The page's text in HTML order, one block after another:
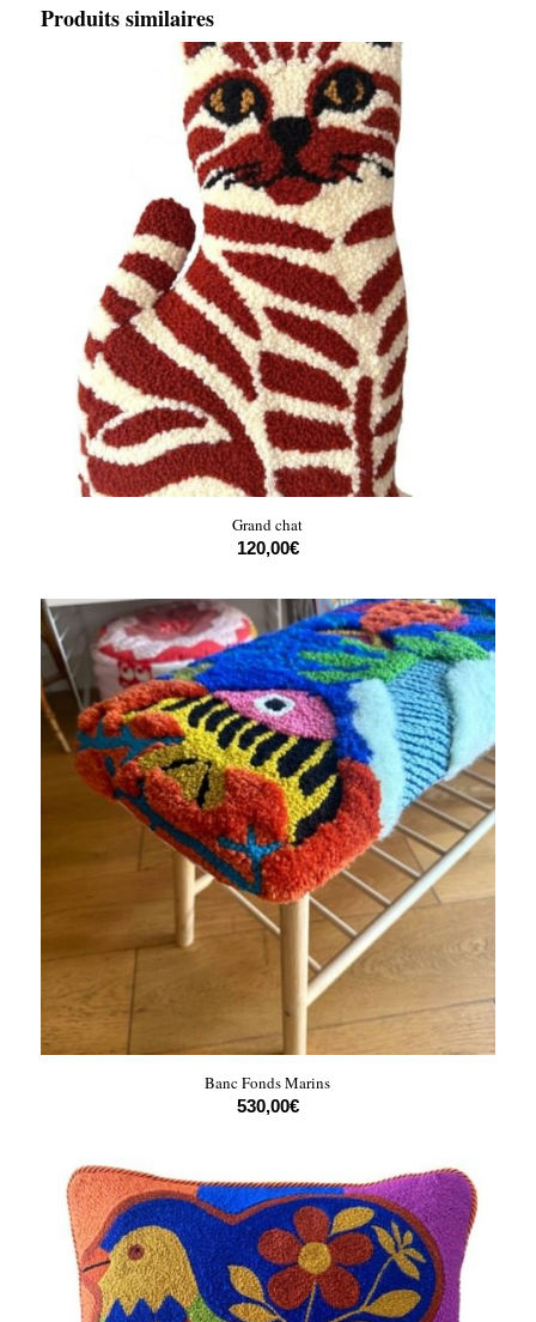
Produits similaires
Grand chat
120,00€
Banc Fonds Marins
530,00€